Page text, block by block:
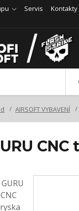
Servis Kontakty
AIRSOFT VYBAVENÍ